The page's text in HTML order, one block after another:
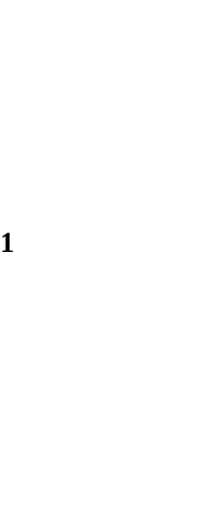
1